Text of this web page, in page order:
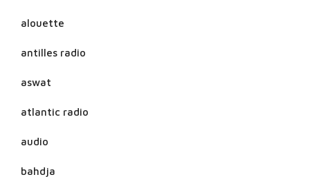
alouette
antilles radio
aswat
atlantic radio
audio
bahdja